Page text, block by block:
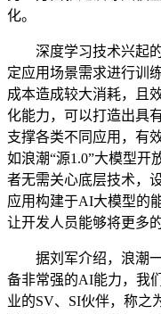
化。
深度学习技术兴起的
定应用场景需求进行训
成本造成较大消耗，且
化能力，可以打造出具
支撑各类不同应用，有
如浪潮“源1.0”大模型开
者无需关心底层技术，
应用构建于AI大模型的
让开发人员能够将更多
据刘军介绍，浪潮一
备非常强的AI能力，我
业的SV、SI伙伴，称之